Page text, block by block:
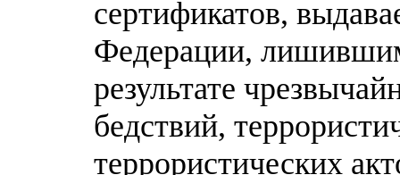
сертификатов,
Федерации,
результате
бедствий,
террористических